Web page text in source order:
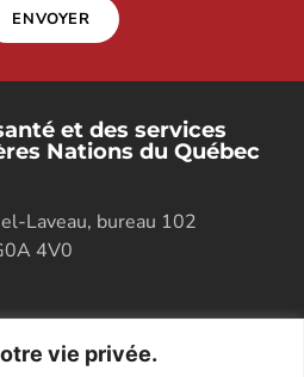
vie privée.
ENVOYER
et des services
Nations du Québec
Laveau, bureau 102
4V0